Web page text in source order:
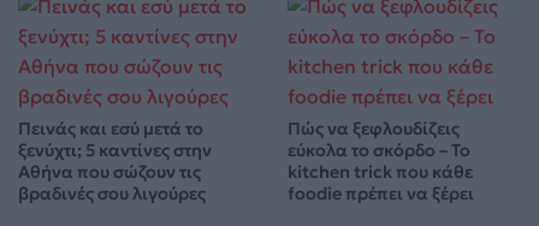
Πεινάς και εσύ μετά το
ξενύχτι; 5 καντίνες στην
Αθήνα που σώζουν τις
βραδινές σου λιγούρες
Πώς να ξεφλουδίζεις
εύκολα το σκόρδο – Το
kitchen trick που κάθε
foodie πρέπει να ξέρει